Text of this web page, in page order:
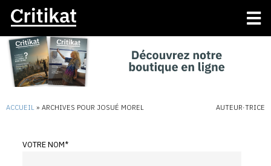
ACCUEIL » ARCHIVES POUR JOSUÉ MOREL AUTEUR·TRICE
VOTRE NOM*